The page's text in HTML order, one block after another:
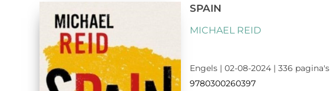
SPAIN
MICHAEL REID
Engels | 02-08-2024 | 336 pagina's
9780300260397